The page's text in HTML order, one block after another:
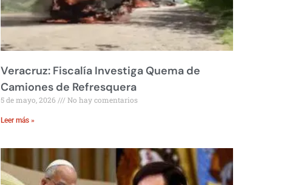
Veracruz: Fiscalía Investiga Quema de
Camiones de Refresquera
5 de mayo, 2026 No hay comentarios
Leer más »